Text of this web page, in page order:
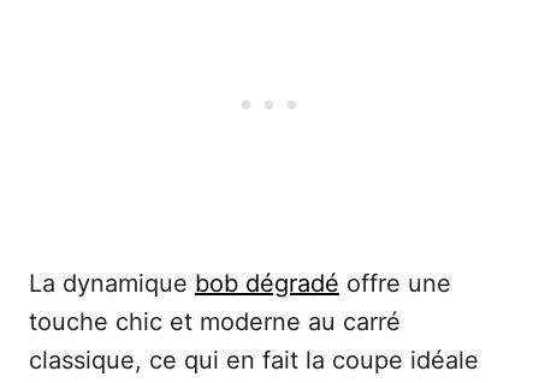
La dynamique bob dégradé offre une
touche chic et moderne au carré
classique, ce qui en fait la coupe idéale